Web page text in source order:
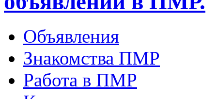
Объявления
Знакомства ПМР
Работа в ПМР